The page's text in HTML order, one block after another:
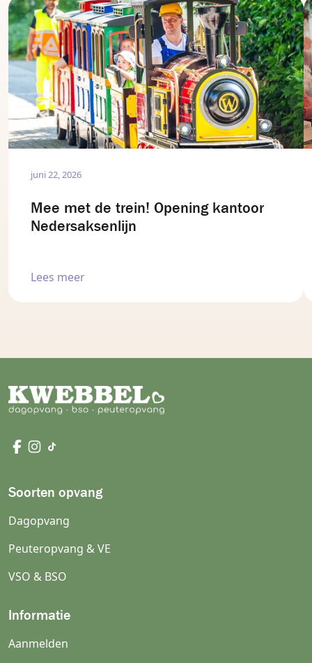
juni 22, 2026
Mee met de trein! Opening kantoor
Nedersaksenlijn
Lees meer
Soorten opvang
Dagopvang
Peuteropvang & VE
VSO & BSO
Informatie
Aanmelden